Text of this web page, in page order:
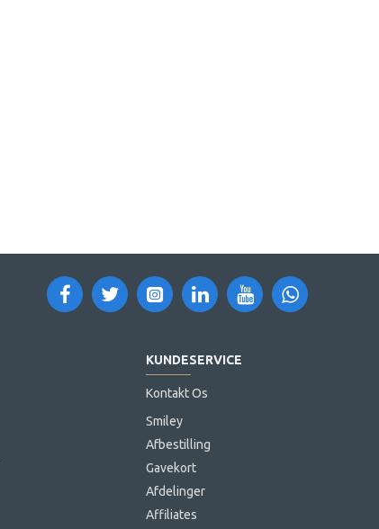
KUNDESERVICE
Kontakt Os
Smiley
Afbestilling
Gavekort
Afdelinger
Affiliates